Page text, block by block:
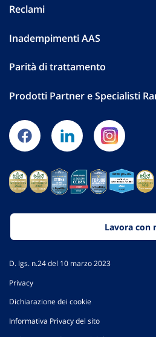
Reclami
Inadempimenti AAS
Parità di trattamento
Prodotti Partner e Specialisti
Lavora con
D. lgs. n.24 del 10 marzo 2023
Privacy
Dichiarazione dei cookie
Informativa Privacy del sito